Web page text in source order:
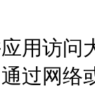
用访问
过网络